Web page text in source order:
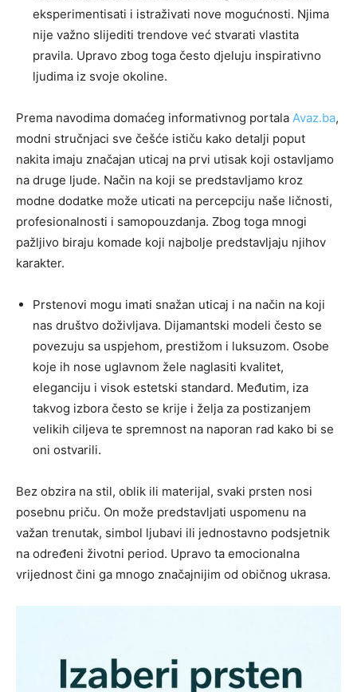
eksperimentisati i istraživati nove mogućnosti. Njima
nije važno slijediti trendove već stvarati vlastita
pravila. Upravo zbog toga često djeluju inspirativno
ljudima iz svoje okoline.
Prema navodima domaćeg informativnog portala Avaz.ba,
modni stručnjaci sve češće ističu kako detalji poput
nakita imaju značajan uticaj na prvi utisak koji ostavljamo
na druge ljude. Način na koji se predstavljamo kroz
modne dodatke može uticati na percepciju naše ličnosti,
profesionalnosti i samopouzdanja. Zbog toga mnogi
pažljivo biraju komade koji najbolje predstavljaju njihov
karakter.
Prstenovi mogu imati snažan uticaj i na način na koji
nas društvo doživljava. Dijamantski modeli često se
povezuju sa uspjehom, prestižom i luksuzom. Osobe
koje ih nose uglavnom žele naglasiti kvalitet,
eleganciju i visok estetski standard. Međutim, iza
takvog izbora često se krije i želja za postizanjem
velikih ciljeva te spremnost na naporan rad kako bi se
oni ostvarili.
Bez obzira na stil, oblik ili materijal, svaki prsten nosi
posebnu priču. On može predstavljati uspomenu na
važan trenutak, simbol ljubavi ili jednostavno podsjetnik
na određeni životni period. Upravo ta emocionalna
vrijednost čini ga mnogo značajnijim od običnog ukrasa.